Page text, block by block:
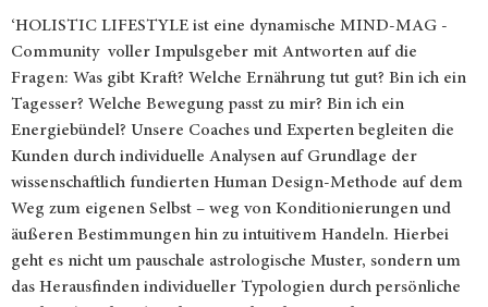
‘HOLISTIC LIFESTYLE ist eine dynamische MIND-MAG -
Community voller Impulsgeber mit Antworten auf die
Fragen: Was gibt Kraft? Welche Ernährung tut gut? Bin ich ein
Tagesser? Welche Bewegung passt zu mir? Bin ich ein
Energiebündel? Unsere Coaches und Experten begleiten die
Kunden durch individuelle Analysen auf Grundlage der
wissenschaftlich fundierten Human Design-Methode auf dem
Weg zum eigenen Selbst – weg von Konditionierungen und
äußeren Bestimmungen hin zu intuitivem Handeln. Hierbei
geht es nicht um pauschale astrologische Muster, sondern um
das Herausfinden individueller Typologien durch persönliche